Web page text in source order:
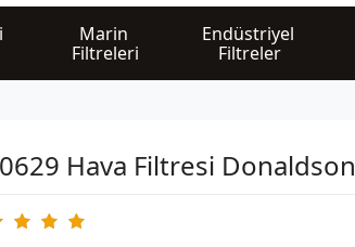
Marin
Filtreleri
Endüstriyel
Filtreler
Hava Filtresi Donaldson